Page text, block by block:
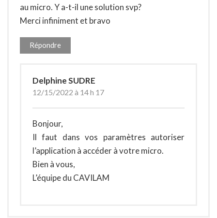
au micro. Y a-t-il une solution svp?
Merci infiniment et bravo
Répondre
Delphine SUDRE
12/15/2022 à 14 h 17
Bonjour,
Il faut dans vos paramètres autoriser
l’application à accéder à votre micro.
Bien à vous,
L’équipe du CAVILAM